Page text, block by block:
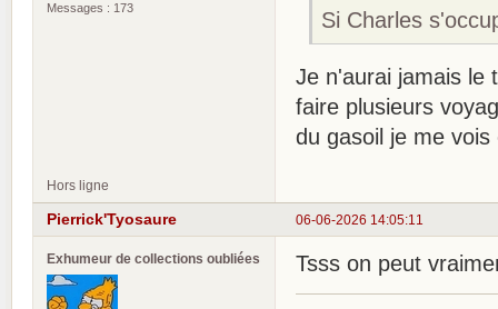
Messages : 173
Si Charles
Je n'aurai jamais le
faire plusieurs
du gasoil je me
Hors ligne
06-06-2026 14:05:11
Pierrick'Tyosaure
Exhumeur de collections oubliées Tsss on peut